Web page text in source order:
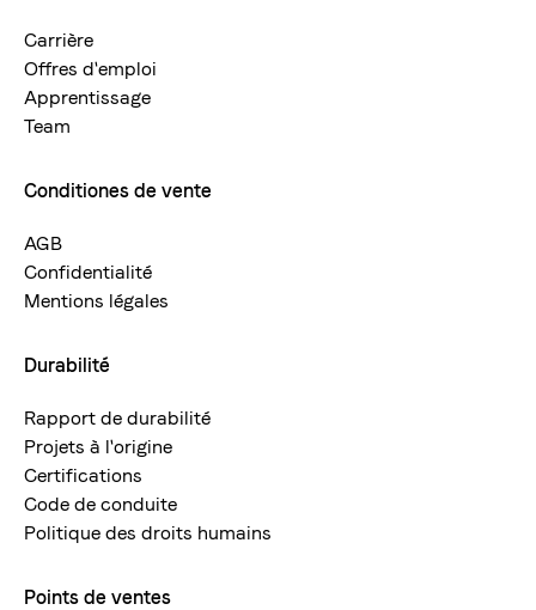
Carrière
Offres d'emploi
Apprentissage
Team
Conditiones de vente
AGB
Confidentialité
Mentions légales
Durabilité
Rapport de durabilité
Projets à l'origine
Certifications
Code de conduite
Politique des droits humains
Points de ventes